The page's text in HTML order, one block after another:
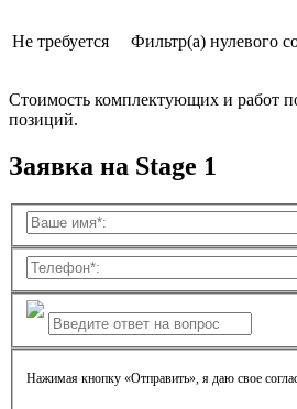
Не требуется Фильтр(а) нулевого
Стоимость комплектующих и работ
позиций.
Заявка на Stage 1
Нажимая кнопку «Отправить», я даю свое